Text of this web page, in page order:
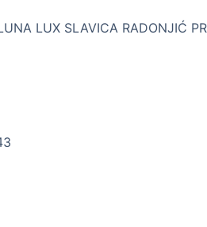
LUX SLAVICA RADONJIĆ PR